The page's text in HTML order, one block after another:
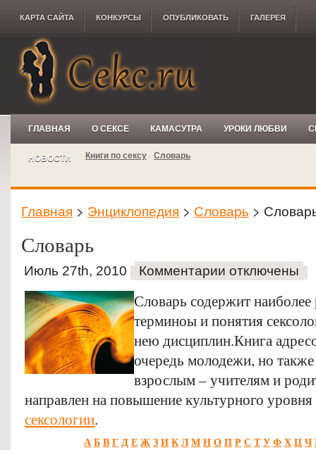
КАРТА САЙТА КОНКУРCЫ ОПУБЛИКОВАТЬ ГАЛЕРЕЯ
ГЛАВНАЯ О СЕКСЕ КАМАСУТРА УРОКИ ЛЮБВИ
НОВОСТИ Книги по сексу Словарь
Главная > Энциклопедия > Словарь >
Словарь
Июль 27th, 2010 Комментарии отключены
Словарь содержит
терминоы и понятия
нею дисциплин.Книга
очередь молодежи, но также
взрослым – учителям и
направлен на повышение культурного
сексологии.
АБВГДЕЖЗИКЛМНОПР С ТУФХЦЧ